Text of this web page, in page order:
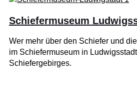
Schiefermuseum
Wer mehr über den Schiefer und
im Schiefermuseum in
Schiefergebirges.